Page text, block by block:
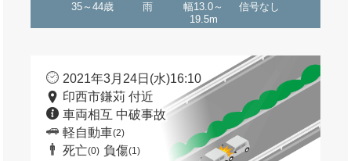
35～44歳 雨
幅13.0～
19.5m
信号なし
2021年3月24日(水)16:10
印西市鎌苅 付近
車両相互 中破事故
軽自動車(2)
死亡(0) 負傷(1)